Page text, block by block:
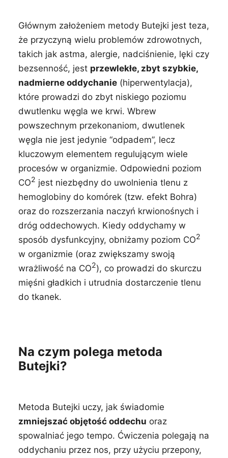
Głównym założeniem metody Butejki jest teza,
że przyczyną wielu problemów zdrowotnych,
takich jak astma, alergie, nadciśnienie, lęki czy
bezsenność, jest przewlekłe, zbyt szybkie,
nadmierne oddychanie (hiperwentylacja),
które prowadzi do zbyt niskiego poziomu
dwutlenku węgla we krwi. Wbrew
powszechnym przekonaniom, dwutlenek
węgla nie jest jedynie “odpadem”, lecz
kluczowym elementem regulującym wiele
procesów w organizmie. Odpowiedni poziom
CO2 jest niezbędny do uwolnienia tlenu z
hemoglobiny do komórek (tzw. efekt Bohra)
oraz do rozszerzania naczyń krwionośnych i
dróg oddechowych. Kiedy oddychamy w
sposób dysfunkcyjny, obniżamy poziom CO2
w organizmie (oraz zwiększamy swoją
wrażliwość na CO2), co prowadzi do skurczu
mięśni gładkich i utrudnia dostarczenie tlenu
do tkanek.
Na czym polega metoda
Butejki?
Metoda Butejki uczy, jak świadomie
zmniejszać objętość oddechu oraz
spowalniać jego tempo. Ćwiczenia polegają na
oddychaniu przez nos, przy użyciu przepony,